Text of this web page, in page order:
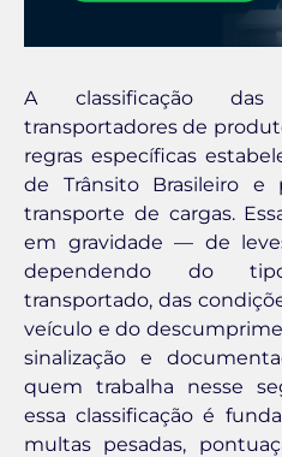
A classificação das
transportadores de
regras específicas
de Trânsito Brasileiro e
transporte de cargas.
em gravidade — de
dependendo do
transportado, das
veículo e do
sinalização e
quem trabalha nesse
essa classificação é
multas pesadas,